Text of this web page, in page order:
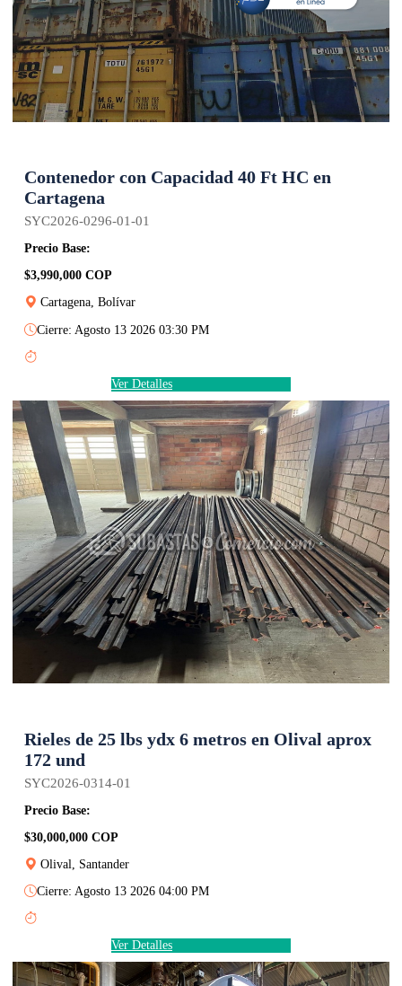
Contenedor con Capacidad 40 Ft HC en
Cartagena
SYC2026-0296-01-01
Precio Base:
$3,990,000 COP
Cartagena, Bolívar
Cierre: Agosto 13 2026 03:30 PM
Ver Detalles
Rieles de 25 lbs ydx 6 metros en Olival aprox
172 und
SYC2026-0314-01
Precio Base:
$30,000,000 COP
Olival, Santander
Cierre: Agosto 13 2026 04:00 PM
Ver Detalles